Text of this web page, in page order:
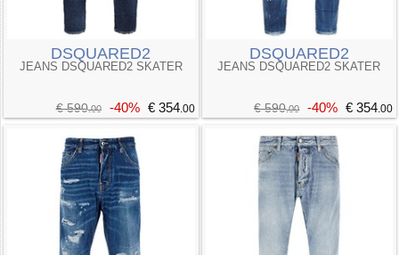
DSQUARED2
JEANS DSQUARED2 SKATER
€ 590.00 -40% € 354.00
DSQUARED2
JEANS DSQUARED2 SKATER
€ 590.00 -40% € 354.00